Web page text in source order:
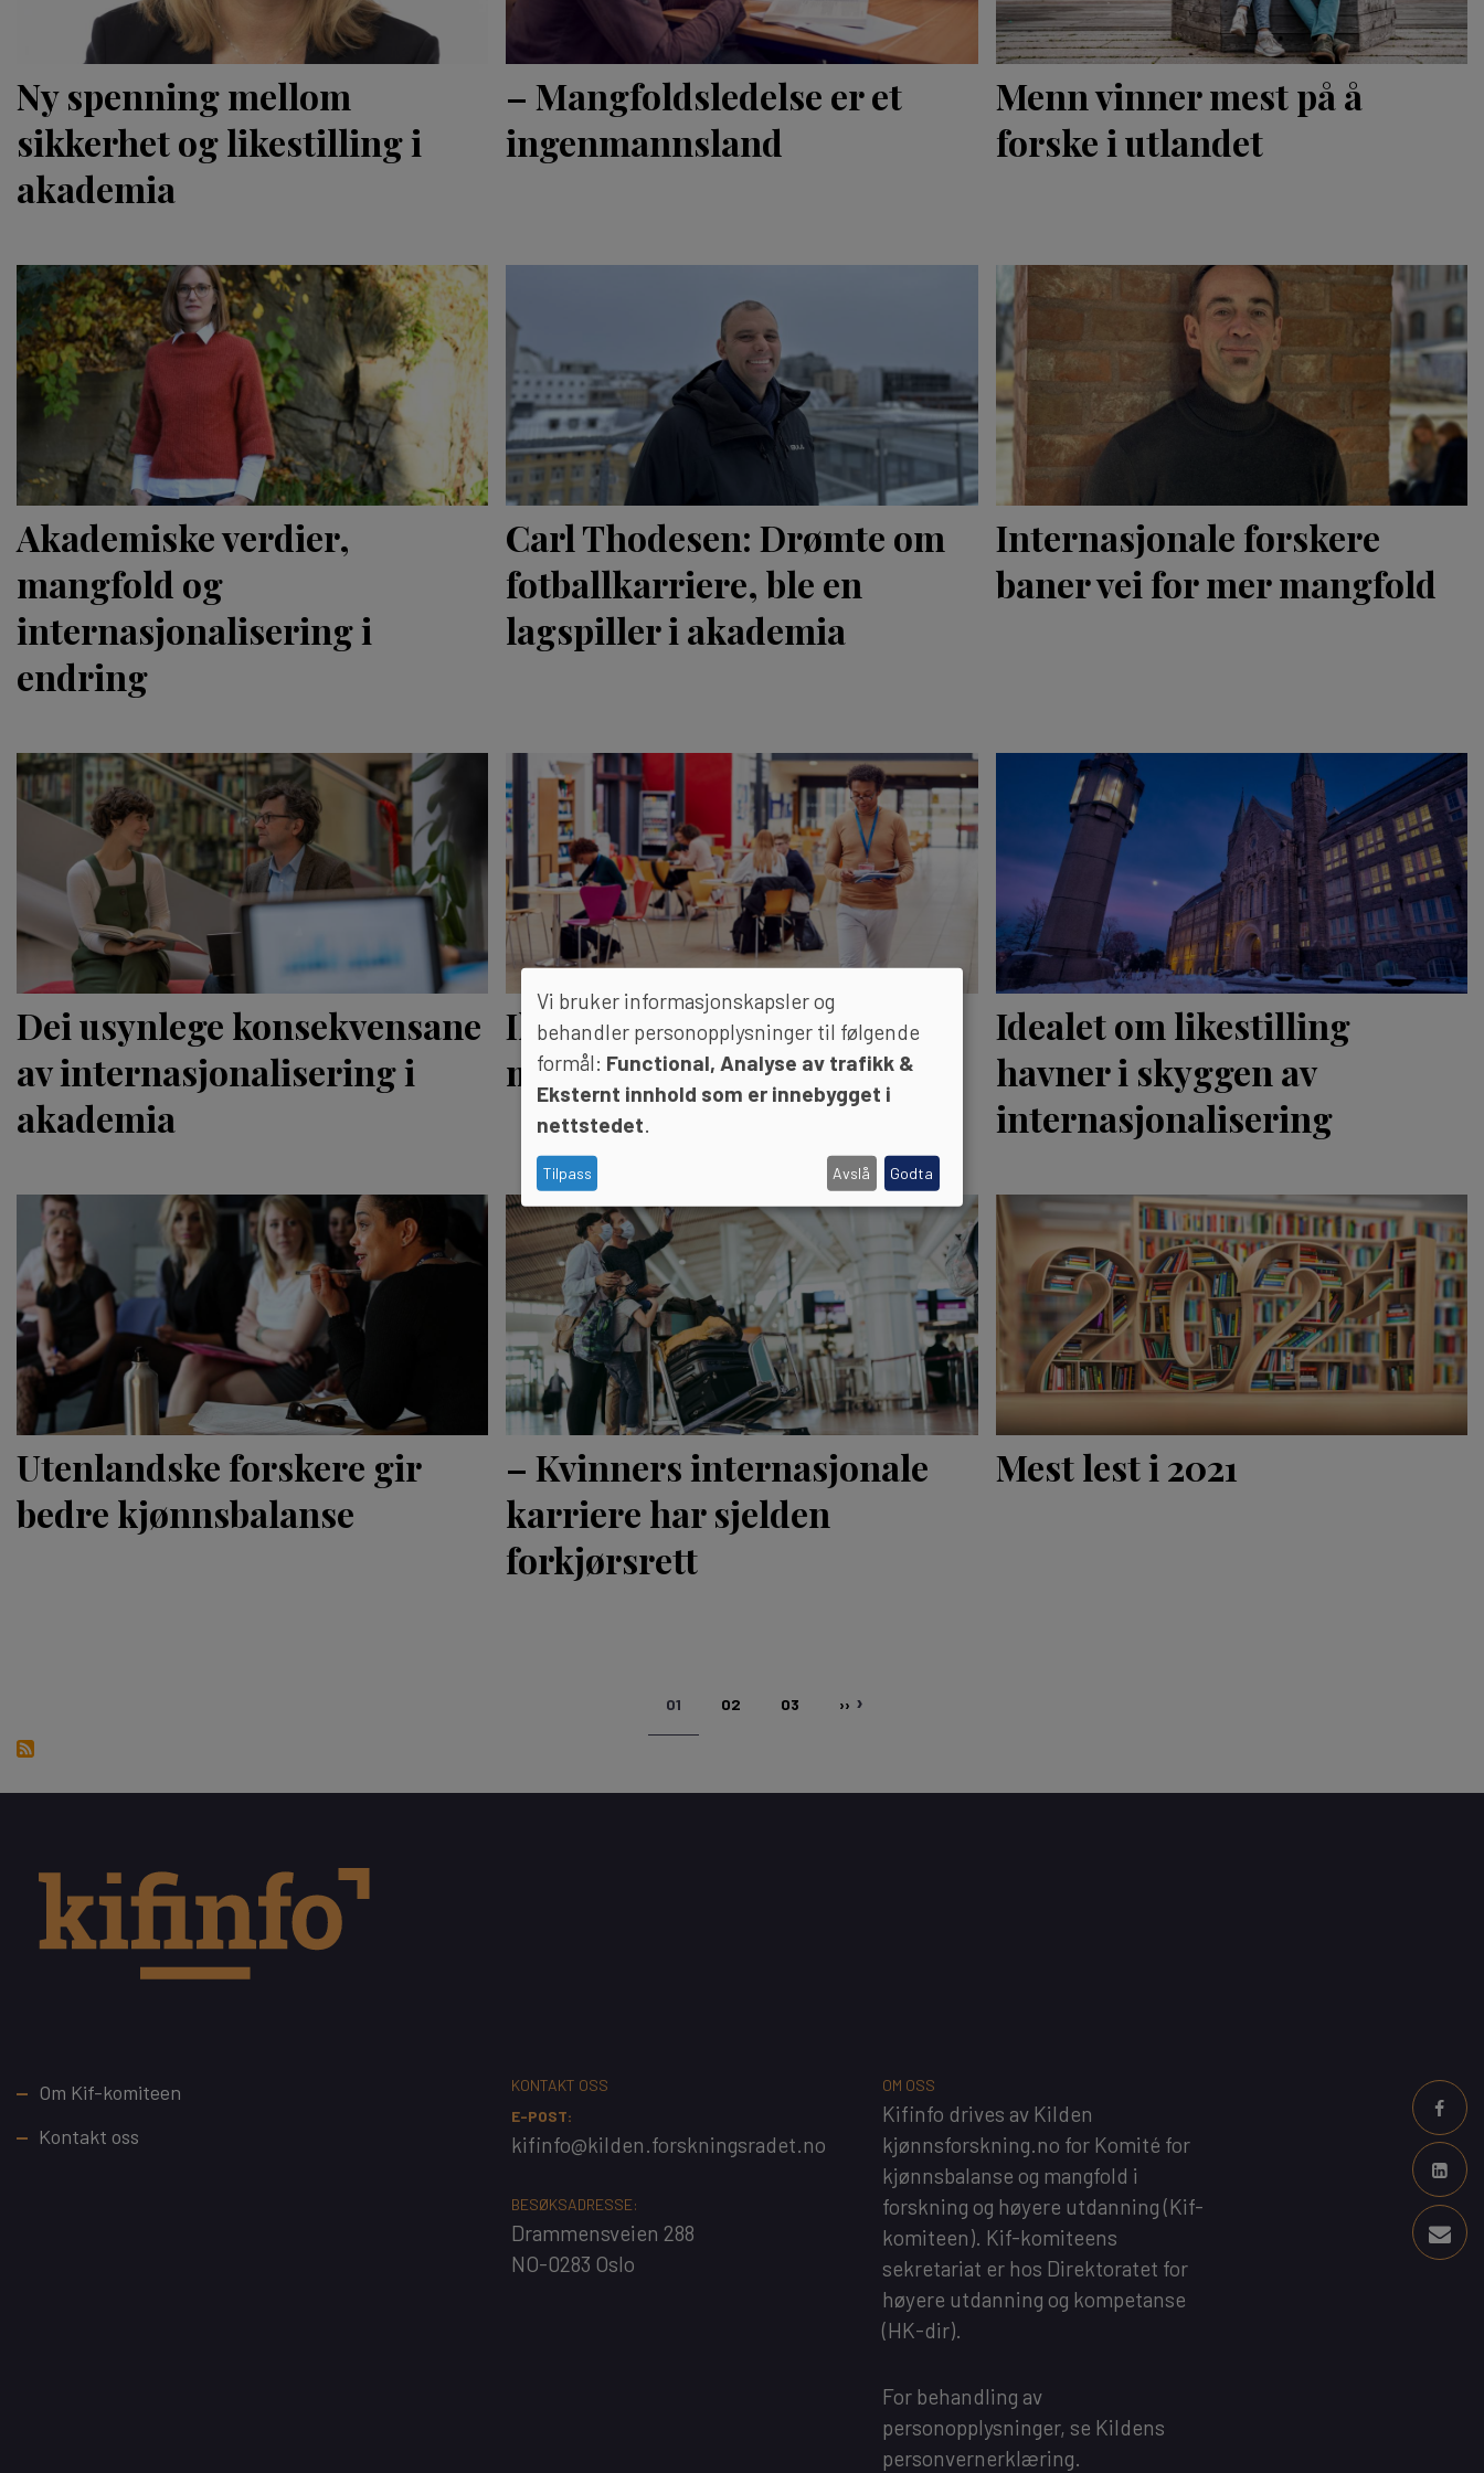
Ny spenning mellom
sikkerhet og likestilling i
akademia
– Mangfoldsledelse er et
ingenmannsland
Menn vinner mest på å
forske i utlandet
Akademiske verdier,
mangfold og
internasjonalisering i
endring
Carl Thodesen: Drømte om
fotballkarriere, ble en
lagspiller i akademia
Internasjonale forskere
baner vei for mer mangfold
Dei usynlege konsekvensane
av internasjonalisering i
akademia
Ikke alle ledere er gode
mangfoldsledere
Idealet om likestilling
havner i skyggen av
internasjonalisering
Utenlandske forskere gir
bedre kjønnsbalanse
– Kvinners internasjonale
karriere har sjelden
forkjørsrett
Mest lest i 2021
NÅVÆRENDE
01 SIDE
02 SIDE
03
NESTE
››
Footer
Om Kif-komiteen
Kontakt oss
KONTAKT OSS
E-POST:
kifinfo@kilden.forskningsradet.no
BESØKSADRESSE:
Drammensveien 288
NO-0283 Oslo
OM OSS
Kifinfo drives av Kilden
kjønnsforskning.no for Komité for
kjønnsbalanse og mangfold i
forskning og høyere utdanning(Kif-
komiteen). Kif-komiteens
sekretariat er hos Direktoratet for
høyere utdanning og kompetanse
(HK-dir).
For behandling av
personopplysninger, se Kildens
personvernerklæring.
Vi bruker informasjonskapsler og
behandler personopplysninger til følgende
formål: Functional, Analyse av trafikk &
Eksternt innhold som er innebygget i
nettstedet
Tilpass Avslå Godta